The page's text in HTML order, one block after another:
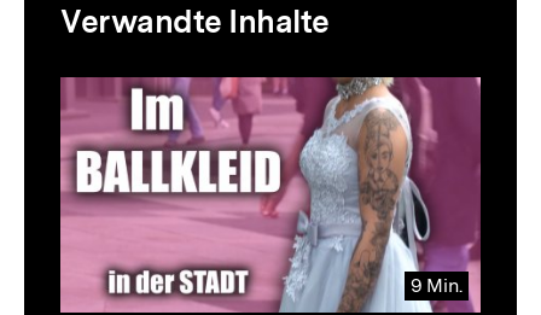
zur
Thematik
Verwandte Inhalte
Inhaltskarussell
überspringen
9 Min.